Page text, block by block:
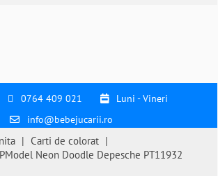
0764 409 021
Luni - Vineri
info@bebejucarii.ro
| Carti de colorat |
Neon Doodle Depesche PT11932